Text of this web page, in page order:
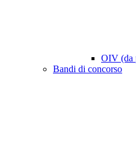
OIV (da
Bandi di concorso